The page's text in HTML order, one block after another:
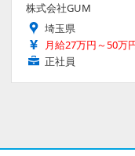
株式会社GUM
埼玉県
月給27万円～50万
正社員